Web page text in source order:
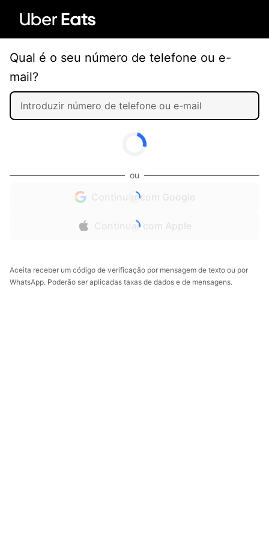
Qual é o seu número de telefone ou e-
mail?
ou
Continuar com Google
Continuar com Apple
Aceita receber um código de verificação por mensagem de texto ou por
WhatsApp. Poderão ser aplicadas taxas de dados e de mensagens.